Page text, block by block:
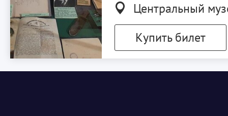
Центральный
Купить билет